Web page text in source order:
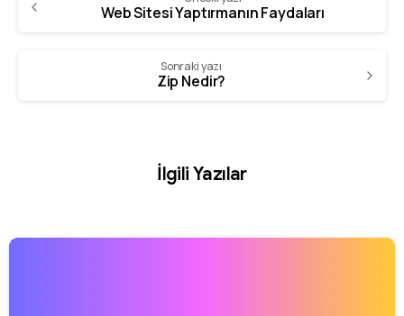
Web Sitesi Yaptırmanın Faydaları
Sonraki yazı
Zip Nedir?
İlgili Yazılar